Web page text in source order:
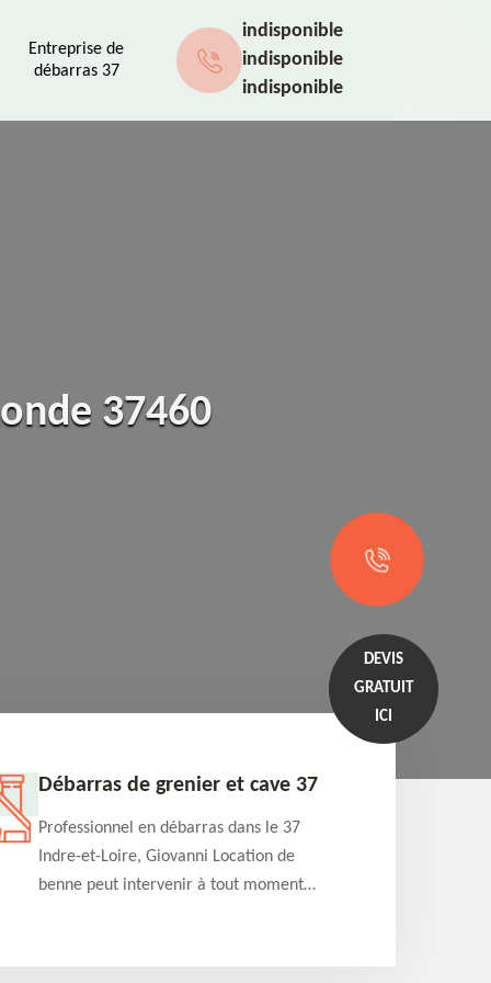
Entreprise de
débarras 37
indisponible
indisponible
indisponible
37460
DEVIS
GRATUIT
ICI
Débarras de grenier et cave 37
Professionnel en débarras dans le 37
Indre-et-Loire, Giovanni Location de
benne peut intervenir à tout moment
détaillé offert